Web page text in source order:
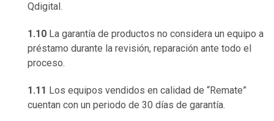
Qdigital.
1.10 La garantía de productos no considera un equipo a
préstamo durante la revisión, reparación ante todo el
proceso.
1.11 Los equipos vendidos en calidad de “Remate”
cuentan con un periodo de 30 días de garantía.